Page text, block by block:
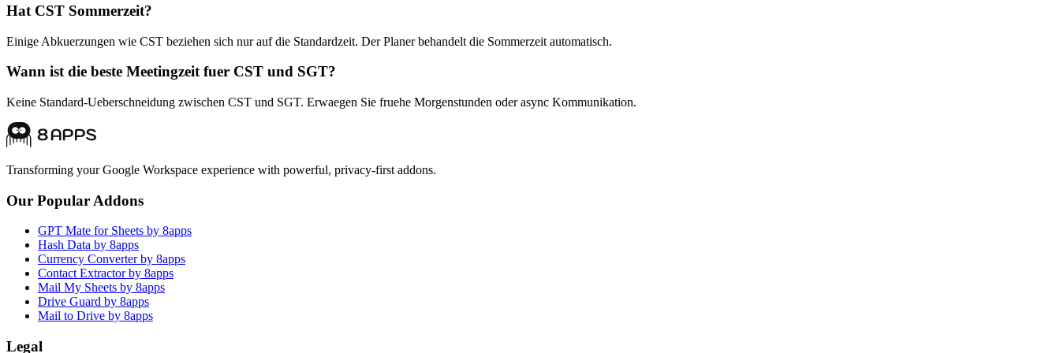
Hat CST Sommerzeit?
Einige Abkuerzungen wie CST beziehen sich nur auf die Standardzeit. Der Planer behandelt die Sommerzeit automatisch.
Wann ist die beste Meetingzeit fuer CST und SGT?
Keine Standard-Ueberschneidung zwischen CST und SGT. Erwaegen Sie fruehe Morgenstunden oder async Kommunikation.
Transforming your Google Workspace experience with powerful, privacy-first addons.
Our Popular Addons
GPT Mate for Sheets by 8apps
Hash Data by 8apps
Currency Converter by 8apps
Contact Extractor by 8apps
Mail My Sheets by 8apps
Drive Guard by 8apps
Mail to Drive by 8apps
Legal